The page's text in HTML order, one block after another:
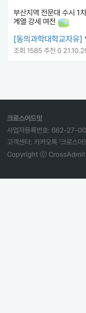
부산지역 전문대 수시 1
계열 강세 여전
[동의과학대학교자유]
조회 1585 추천 0
크로스어드밋
사업자등록번호: 662-27-
고객센터: 카카오톡 '크로스어
Copyright ⓒ